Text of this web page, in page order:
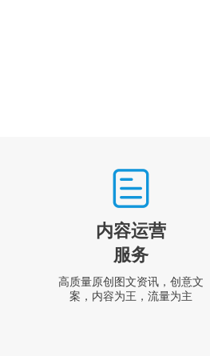
内容运营
服务
高质量原创图文资讯，创意文
案，内容为王，流量为主